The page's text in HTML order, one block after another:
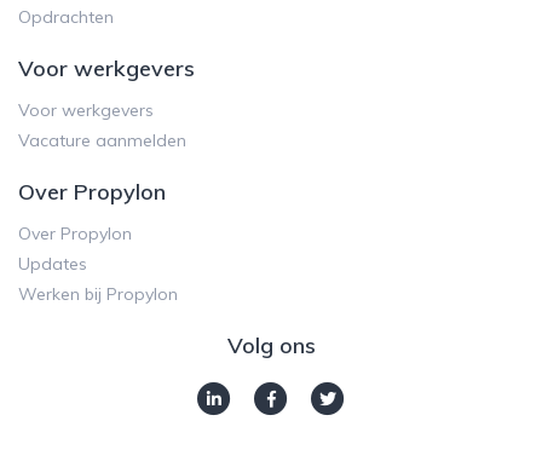
Opdrachten
Voor werkgevers
Voor werkgevers
Vacature aanmelden
Over Propylon
Over Propylon
Updates
Werken bij Propylon
Volg ons